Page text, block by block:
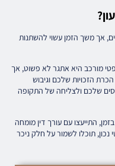
אך משך הזמן עשוי להשתנות
מורכב היא אתגר לא פשוט, אך
הזכויות שלכם וגיבוש
שלכם ולצליחה של התקופה
התייעצו עם עורך דין מומחה
נכון, תוכלו לשמור על חלק ניכר